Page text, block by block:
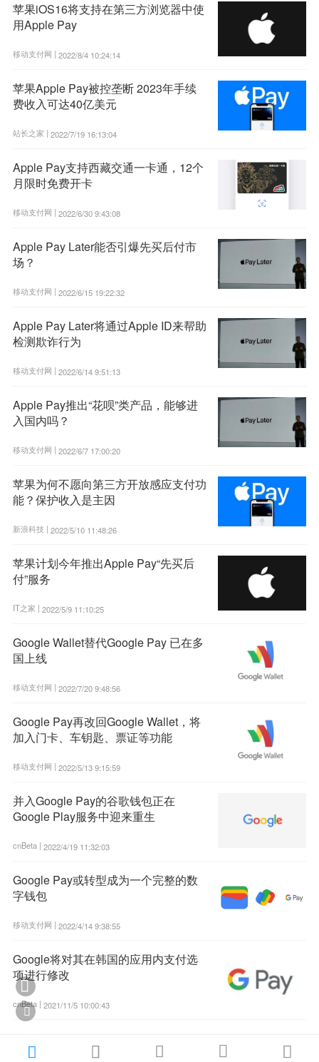
苹果iOS16将支持在第三方浏览器中使
用Apple Pay
移动支付网 | 2022/8/4 10:24:14
苹果Apple Pay被控垄断 2023年手续
费收入可达40亿美元
站长之家 | 2022/7/19 16:13:04
Apple Pay支持西藏交通一卡通，12个
月限时免费开卡
移动支付网 | 2022/6/30 9:43:08
Apple Pay Later能否引爆先买后付市
场？
移动支付网 | 2022/6/15 19:22:32
Apple Pay Later将通过Apple ID来帮助
检测欺诈行为
移动支付网 | 2022/6/14 9:51:13
Apple Pay推出“花呗”类产品，能够进
入国内吗？
移动支付网 | 2022/6/7 17:00:20
苹果为何不愿向第三方开放感应支付功
能？保护收入是主因
新浪科技 | 2022/5/10 11:48:26
苹果计划今年推出Apple Pay“先买后
付”服务
IT之家 | 2022/5/9 11:10:25
Google Wallet替代Google Pay 已在多
国上线
移动支付网 | 2022/7/20 9:48:56
Google Pay再改回Google Wallet，将
加入门卡、车钥匙、票证等功能
移动支付网 | 2022/5/13 9:15:59
并入Google Pay的谷歌钱包正在
Google Play服务中迎来重生
cnBeta | 2022/4/19 11:32:03
Google Pay或转型成为一个完整的数
字钱包
移动支付网 | 2022/4/14 9:38:55
Google将对其在韩国的应用内支付选
项进行修改
cnBeta | 2021/11/5 10:00:43
    

